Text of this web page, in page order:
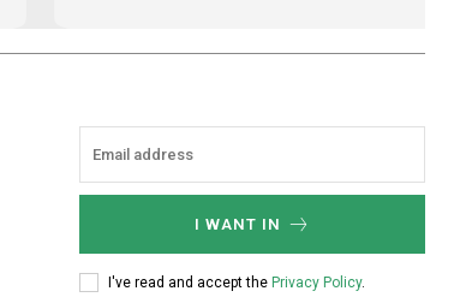
I WANT IN
I've read and accept the Privacy Policy.